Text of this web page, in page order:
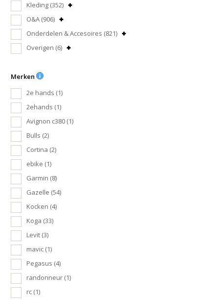
Kleding (352)
O&A (906)
Onderdelen & Accesoires (821)
Overigen (6)
Merken
2e hands (1)
2ehands (1)
Avignon c380 (1)
Bulls (2)
Cortina (2)
ebike (1)
Garmin (8)
Gazelle (54)
Kocken (4)
Koga (33)
Levit (3)
mavic (1)
Pegasus (4)
randonneur (1)
rc (1)